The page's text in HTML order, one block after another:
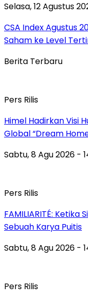
Selasa, 12 Agustus
CSA Index Agustus
Saham ke Level
Berita Terbaru
Pers Rilis
Himel Hadirkan Visi
Global “Dream
Sabtu, 8 Agu 2026 -
Pers Rilis
FAMILIARITÉ:
Sebuah Karya Puitis
Sabtu, 8 Agu 2026 -
Pers Rilis